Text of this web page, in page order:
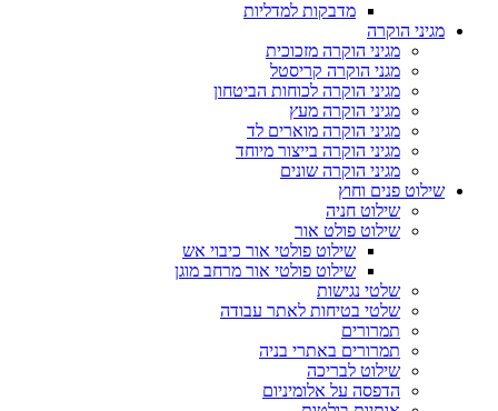
מדבקות למדליות
מגיני הוקרה
מגיני הוקרה מזכוכית
מגני הוקרה קריסטל
מגיני הוקרה לכוחות הביטחון
מגיני הוקרה מעץ
מגיני הוקרה מוארים לד
מגיני הוקרה בייצור מיוחד
מגיני הוקרה שונים
שילוט פנים וחוץ
שילוט חניה
שילוט פולט אור
שילוט פולטי אור כיבוי אש
שילוט פולטי אור מרחב מוגן
שלטי נגישות
שלטי בטיחות לאתר עבודה
תמרורים
תמרורים באתרי בניה
שילוט לבריכה
הדפסה על אלומיניום